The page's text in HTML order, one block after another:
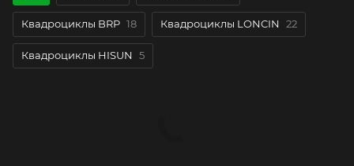
Квадроциклы BRP 18 Квадроциклы LONCIN 22
Квадроциклы HISUN 5